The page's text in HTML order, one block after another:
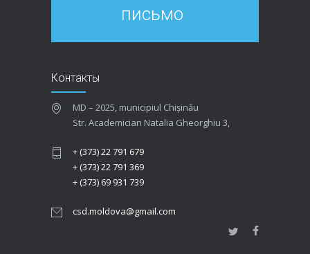
письмо
Контакты
MD – 2025, municipiul Chișinău
Str. Academician Natalia Gheorghiu 3,
+ (373) 22 791 679
+ (373) 22 791 369
+ (373) 69 931 739
csd.moldova@gmail.com